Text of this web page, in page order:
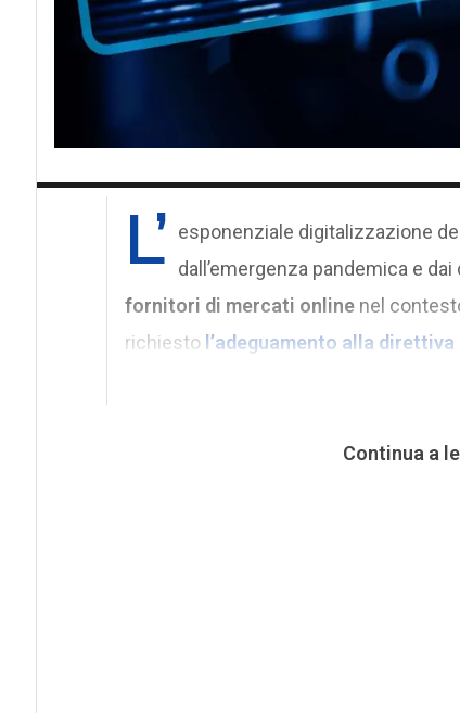
L’ esponenziale digitalizzazione
dall’emergenza pandemica e
fornitori di mercati onlinenel
richiesto l’adeguamento alla direttiva
Continua a